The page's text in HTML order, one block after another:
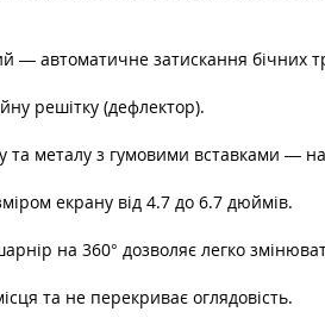
— автоматичне затискання бічних
решітку (дефлектор).
та металу з гумовими вставками —
екрану від 4.7 до 6.7 дюймів.
на 360° дозволяє легко
та не перекриває оглядовість.